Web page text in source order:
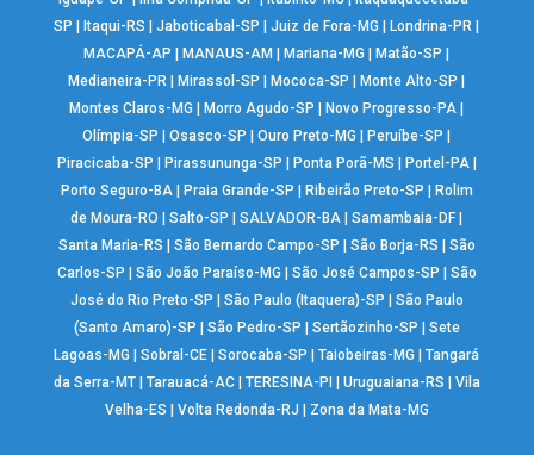
SP
Itaqui-RS |Jaboticabal-SP |Juiz de Fora-MG Londrina-PR
MACAPÁ-AP
MANAUS-AM Mariana-MG Matão-SP
Medianeira-PR
Mirassol-SP Mococa-SP Monte Alto-SP
Montes Claros-MG
Morro Agudo-SP Novo Progresso-PA
Olímpia-SP
|Osasco-SP |Ouro Preto-MG Peruíbe-SP
Piracicaba-SP
Pirassununga-SP Ponta Porã-MS Portel-PA|
Porto Seguro-BA| Praia Grande-SP Ribeirão Preto-SP
Rolim
de Moura-RO
|Salto-SP |SALVADOR-BA |Samambaia-DF
Santa Maria-RS
São Bernardo Campo-SP São Borja-RS
São
Carlos-SP
São João Paraíso-MG São José Campos-SP
São
José do Rio Preto-SP
São Paulo (Itaquera)-SP
São Paulo
(Santo Amaro)-SP
São Pedro-SP Sertãozinho-SP
Sete
Lagoas-MG
|Sobral-CE |Sorocaba-SP |Taiobeiras-MG |Tangará
da Serra-MT| Tarauacá-AC| TERESINA-PI Uruguaiana-RS
Vila
Velha-ES
Volta Redonda-RJ Zona da Mata-MG